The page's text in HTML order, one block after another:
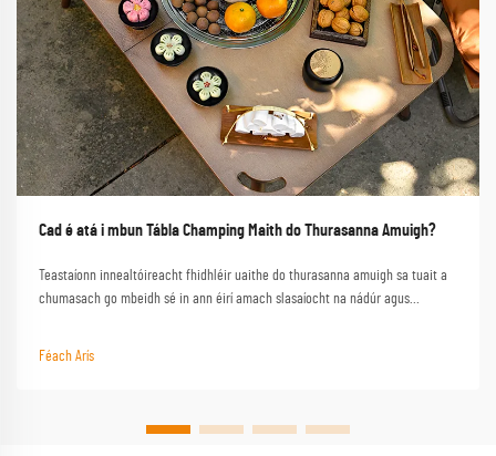
Cad é atá i mbun Tábla Champing Maith do Thurasanna Amuigh?
Teastaíonn innealtóireacht fhidhléir uaithe do thurasanna amuigh sa tuait a
chumasach go mbeidh sé in ann éirí amach slasaíocht na nádúr agus
Féach Arís